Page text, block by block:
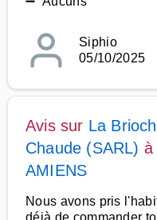
Siphio
05/10/2025
Avis sur La
Chaude (SARL) à
AMIENS
Nous avons pris
déjà de commander